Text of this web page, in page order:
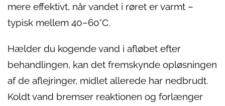
mere effektivt, når vandet i røret er varmt –
typisk mellem 40–60°C.
Hælder du kogende vand i afløbet efter
behandlingen, kan det fremskynde opløsningen
af de aflejringer, midlet allerede har nedbrudt.
Koldt vand bremser reaktionen og forlænger